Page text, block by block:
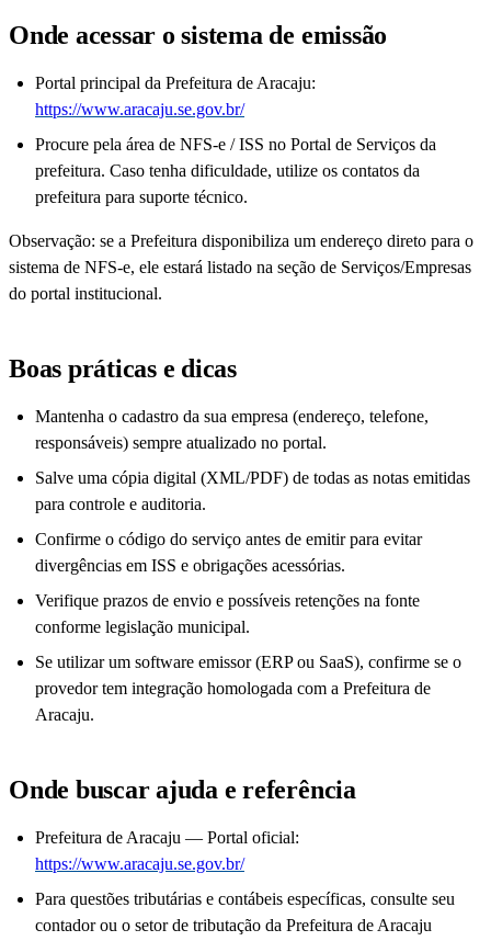
Onde acessar o sistema de emissão
Portal principal da Prefeitura de Aracaju:
https://www.aracaju.se.gov.br/
Procure pela área de NFS-e / ISS no Portal de Serviços da
prefeitura. Caso tenha dificuldade, utilize os contatos da
prefeitura para suporte técnico.
Observação: se a Prefeitura disponibiliza um endereço direto para o
sistema de NFS-e, ele estará listado na seção de Serviços/Empresas
do portal institucional.
Boas práticas e dicas
Mantenha o cadastro da sua empresa (endereço, telefone,
responsáveis) sempre atualizado no portal.
Salve uma cópia digital (XML/PDF) de todas as notas emitidas
para controle e auditoria.
Confirme o código do serviço antes de emitir para evitar
divergências em ISS e obrigações acessórias.
Verifique prazos de envio e possíveis retenções na fonte
conforme legislação municipal.
Se utilizar um software emissor (ERP ou SaaS), confirme se o
provedor tem integração homologada com a Prefeitura de
Aracaju.
Onde buscar ajuda e referência
Prefeitura de Aracaju — Portal oficial:
https://www.aracaju.se.gov.br/
Para questões tributárias e contábeis específicas, consulte seu
contador ou o setor de tributação da Prefeitura de Aracaju